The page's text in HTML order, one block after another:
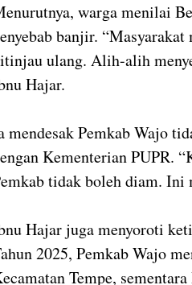
warga menilai
banjir.
ulang. Alih-alih
Hajar.
mendesak Pemkab Wajo
Kementerian PUPR.
tidak boleh diam. Ini
Hajar juga menyoroti
2025, Pemkab Wajo
Tempe,